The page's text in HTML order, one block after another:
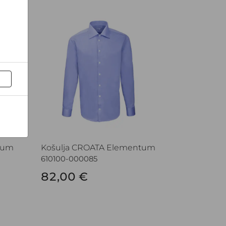
Košulja CROATA Elementum
610100-000085
82,00 €